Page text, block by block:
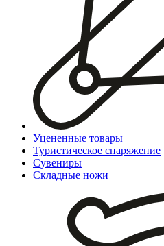
Уцененные товары
Туристическое снаряжение
Сувениры
Складные ножи